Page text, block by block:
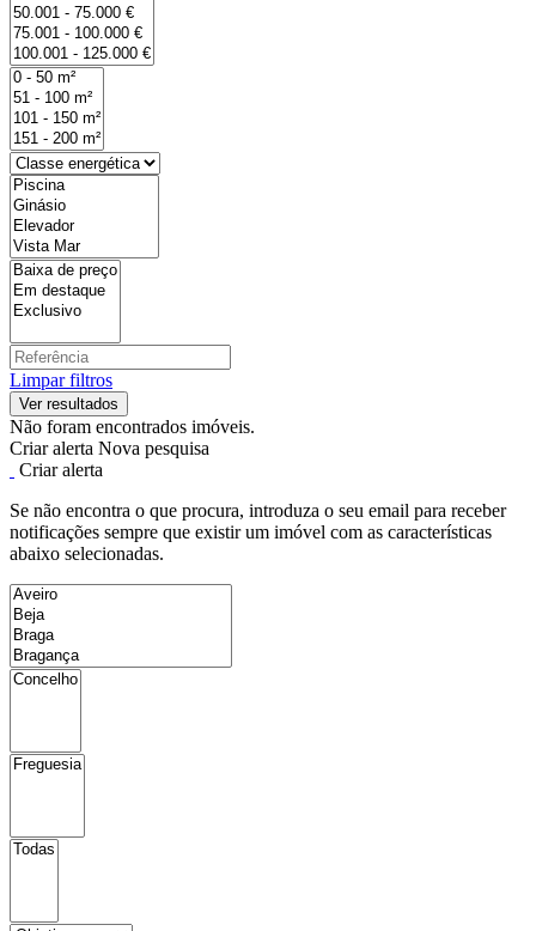
Limpar filtros
Não foram encontrados imóveis.
Criar alerta Nova pesquisa
Criar alerta
Se não encontra o que procura, introduza o seu email para receber
notificações sempre que existir um imóvel com as características
abaixo selecionadas.